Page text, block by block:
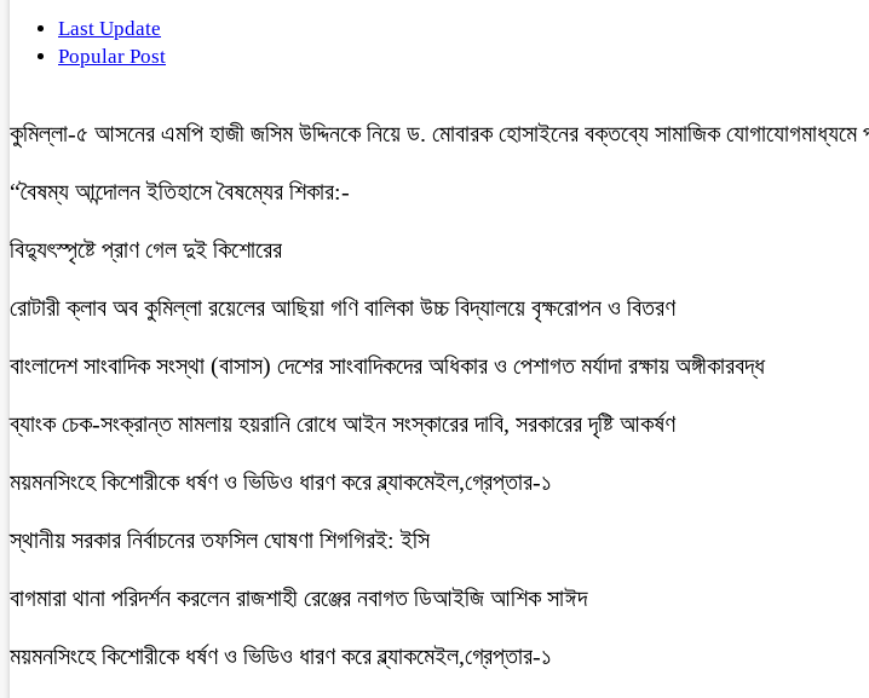
Last Update
Popular Post
কুমিল্লা-৫ আসনের এমপি হাজী জসিম উদ্দিনকে নিয়ে ড. মোবারক হোসাইনের বক্তব্যে সামাজিক যোগাযোগমাধ্যমে
“বৈষম্য আন্দোলন ইতিহাসে বৈষম্যের শিকার:-
বিদ্যুৎস্পৃষ্টে প্রাণ গেল দুই কিশোরের
রোটারী ক্লাব অব কুমিল্লা রয়েলের আছিয়া গণি বালিকা উচ্চ বিদ্যালয়ে বৃক্ষরোপন ও বিতরণ
বাংলাদেশ সাংবাদিক সংস্থা (বাসাস) দেশের সাংবাদিকদের অধিকার ও পেশাগত মর্যাদা রক্ষায় অঙ্গীকারবদ্ধ
ব্যাংক চেক-সংক্রান্ত মামলায় হয়রানি রোধে আইন সংস্কারের দাবি, সরকারের দৃষ্টি আকর্ষণ
ময়মনসিংহে কিশোরীকে ধর্ষণ ও ভিডিও ধারণ করে ব্ল্যাকমেইল,গ্রেপ্তার-১
স্থানীয় সরকার নির্বাচনের তফসিল ঘোষণা শিগগিরই: ইসি
বাগমারা থানা পরিদর্শন করলেন রাজশাহী রেঞ্জের নবাগত ডিআইজি আশিক সাঈদ
ময়মনসিংহে কিশোরীকে ধর্ষণ ও ভিডিও ধারণ করে ব্ল্যাকমেইল,গ্রেপ্তার-১